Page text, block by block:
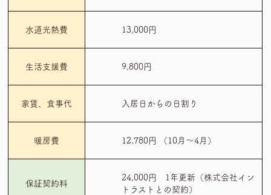
水道光熱費 13,000円
生活支援費 9,800円
家賃、食事代 入居日からの日割り
暖房費 12,780円 （10月～4月）
保証契約料
24,000円 1年更新（株式会社イン
トラストとの契約）